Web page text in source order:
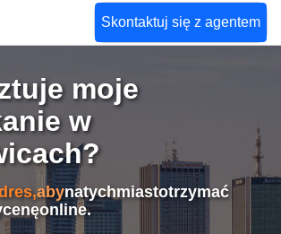
Skontaktuj się z agentem
moje
w
abynatychmiastotrzymać
online.